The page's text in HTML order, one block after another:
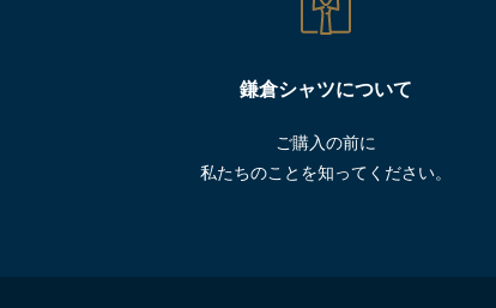
鎌倉シャツについて
ご購入の前に
私たちのことを知ってください。